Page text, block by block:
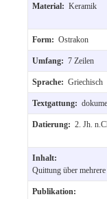
Material: Keramik
Form: Ostrakon
Umfang: 7 Zeilen
Sprache: Griechisch
Textgattung:
Datierung: 2. Jh.
Inhalt:
Quittung über mehrere
Publikation: